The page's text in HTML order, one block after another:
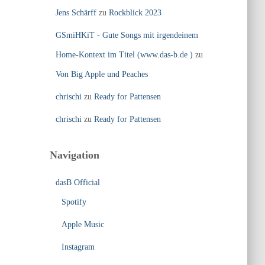
Jens Schärffzu Rockblick 2023
GSmiHKiT - Gute Songs mit irgendeinem
Home-Kontext im Titel (www.das-b.de ) zu
Von Big Apple und Peaches
chrischi zu Ready for Pattensen
chrischi zu Ready for Pattensen
Navigation
dasB Official
Spotify
Apple Music
Instagram